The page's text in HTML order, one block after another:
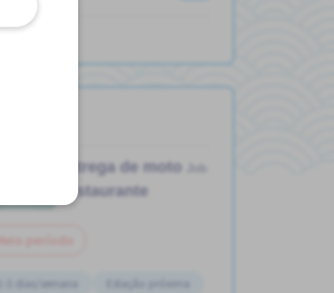
Entrega de moto
Restaurante
2-3 dias/semana